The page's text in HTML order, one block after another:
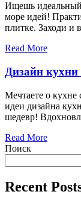
Ищешь идеальный
море идей!
плитке. Заходи и
Read More
Дизайн
Мечтаете о
идеи дизайна
шедевр!
Read More
Поиск
Recent